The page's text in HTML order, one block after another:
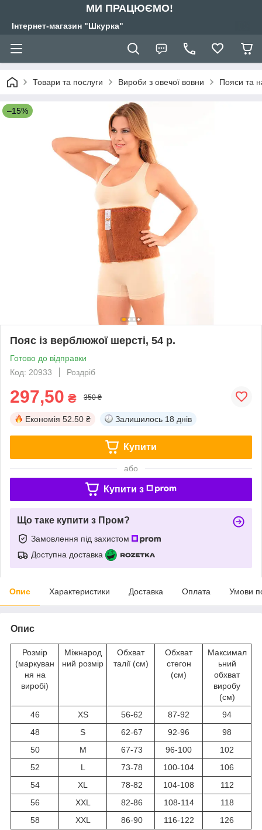
МИ ПРАЦЮЄМО!
Інтернет-магазин "Шкурка"
Товари та послуги Вироби з овечої вовни Пояси та
–15%
Пояс із верблюжої шерсті, 54 р.
Готово до відправки
Код: 20933
Роздріб
297,50 ₴ 350 ₴
Економія 52.50 ₴ Залишилось 18 днів
Купити
або
Купити з
Що таке купити з Пром?
Замовлення під захистом
Доступна доставка
Опис Характеристики Доставка Оплата Умови
Опис
Розмір
(маркуван
ня на
виробі)
Міжнарод
ний розмір
Обхват
талії (см)
Обхват
стегон
(см)
Максимал
ьний
обхват
виробу
(см)
46
XS 56-62 87-92
94
48
S 62-67 92-96
98
50
M 67-73 96-100
102
52
L 73-78 100-104
106
54
XL 78-82 104-108
112
56
XXL 82-86 108-114
118
58
XXL 86-90 116-122 126